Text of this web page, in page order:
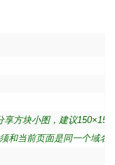
享方块小图，建议150×150
和当前页面是同一个域名/